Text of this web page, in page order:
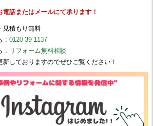
話またはメールにて承ります！
見積もり無料
0120-39-1137
リフォーム無料相談
新しておりますのでぜひご覧ください！